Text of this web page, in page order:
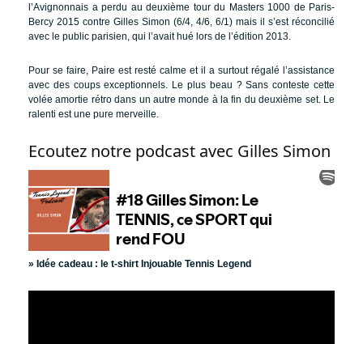
l’Avignonnais a perdu au deuxième tour du Masters 1000 de Paris-
Bercy 2015 contre Gilles Simon (6/4, 4/6, 6/1) mais il s’est réconcilié
avec le public parisien, qui l’avait hué lors de l’édition 2013.
Pour se faire, Paire est resté calme et il a surtout régalé l’assistance
avec des coups exceptionnels. Le plus beau ? Sans conteste cette
volée amortie rétro dans un autre monde à la fin du deuxième set. Le
ralenti est une pure merveille.
Ecoutez notre podcast avec Gilles Simon
» Idée cadeau : le t-shirt Injouable Tennis Legend